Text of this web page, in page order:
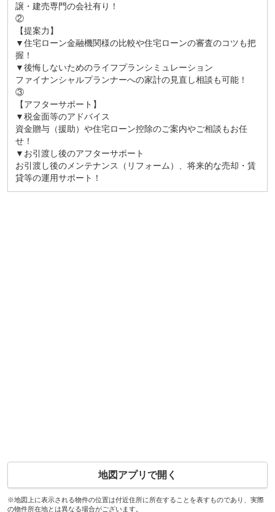
譲・建売専門の会社有り！
②
【提案力】
▼住宅ローン金融機関様の比較や住宅ローンの審査のコツも把
握！
▼後悔しないためのライフプランシミュレーション
ファイナンシャルプランナーへの家計の見直し相談も可能！
③
【アフターサポート】
▼税金面等のアドバイス
資金贈与（援助）や住宅ローン控除のご案内やご相談もお任
せ！
▼お引渡し後のアフターサポート
お引渡し後のメンテナンス（リフォーム）、将来的な売却・賃
貸等の運用サポート！
地図アプリで開く
※地図上に表示される物件の位置は付近住所に所在することを表すものであり、実際
の物件所在地とは異なる場合がございます。